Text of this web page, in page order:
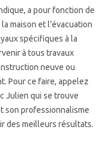
a pour fonction de
maison et l’évacuation
spécifiques à la
à tous travaux
neuve ou
Pour ce faire, appelez
Julien qui se trouve
son professionnalisme
des meilleurs résultats.